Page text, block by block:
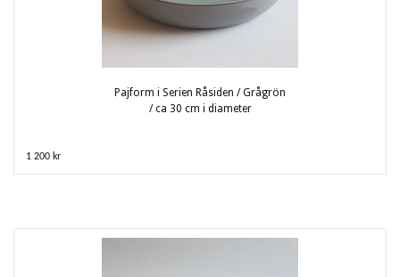
Pajform i Serien Råsiden / Grågrön
/ ca 30 cm i diameter
1 200 kr